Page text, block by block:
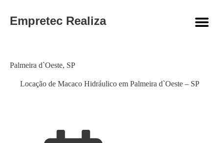
Empretec Realiza
Locação de Macaco Hidráulico em Palmeira d`Oeste – SP
Category
Palmeira d`Oeste, SP